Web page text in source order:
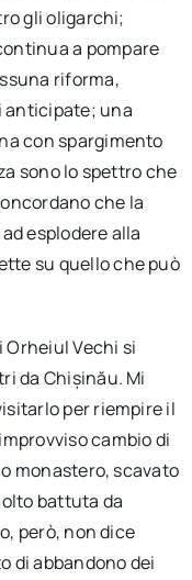
gli oligarchi;
a pompare
riforma,
anticipate; una
con spargimento
sono lo spettro che
che la
esplodere alla
su quello che può
Orheiul Vechi si
da Chișinău. Mi
per riempire il
cambio di
monastero, scavato
battuta da
però, non dice
di abbandono dei